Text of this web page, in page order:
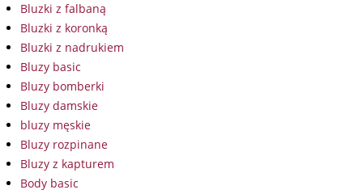
Bluzki z falbaną
Bluzki z koronką
Bluzki z nadrukiem
Bluzy basic
Bluzy bomberki
Bluzy damskie
bluzy męskie
Bluzy rozpinane
Bluzy z kapturem
Body basic